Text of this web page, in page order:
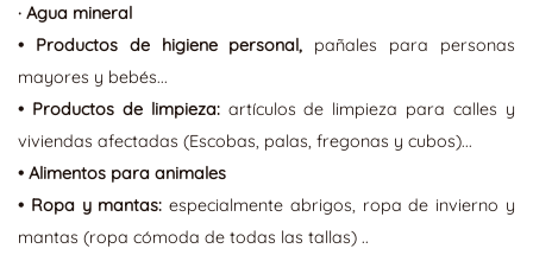
· Agua mineral
• Productos de higiene personal, pañales para personas
mayores y bebés...
• Productos de limpieza: artículos de limpieza para calles y
viviendas afectadas (Escobas, palas, fregonas y cubos)...
• Alimentos para animales
• Ropa y mantas: especialmente abrigos, ropa de invierno y
mantas (ropa cómoda de todas las tallas) ..